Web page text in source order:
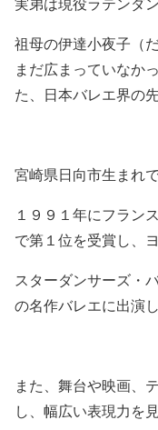
祖母の伊達小夜子（
まだ広まっていなか
た、日本バレエ界の
宮崎県日向市生まれ
１９９１年にフラン
で第１位を受賞し、
スターダンサーズ・
の名作バレエに出演
また、舞台や映画、
し、幅広い表現力を